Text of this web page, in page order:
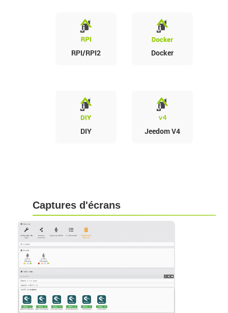
RPI/RPI2 Docker
DIY Jeedom V4
Captures d'écrans